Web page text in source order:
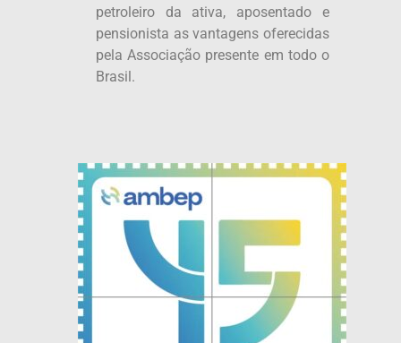
petroleiro da ativa, aposentado e
pensionista as vantagens oferecidas
pela Associação presente em todo o
Brasil.